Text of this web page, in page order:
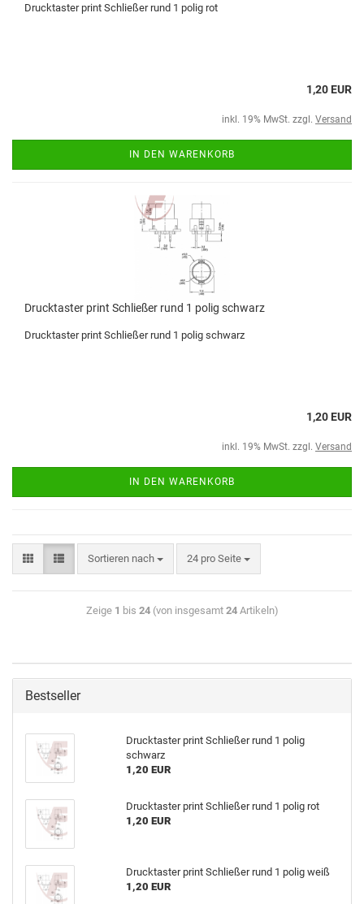
Drucktaster print Schließer rund 1 polig rot
1,20 EUR
inkl. 19% MwSt. zzgl. Versand
IN DEN WARENKORB
Drucktaster print Schließer rund 1 polig schwarz
Drucktaster print Schließer rund 1 polig schwarz
1,20 EUR
inkl. 19% MwSt. zzgl. Versand
IN DEN WARENKORB
Sortieren nach 24 pro Seite
Zeige 1 bis 24(von insgesamt 24Artikeln)
Bestseller
Drucktaster print Schließer rund 1 polig
schwarz
1,20 EUR
Drucktaster print Schließer rund 1 polig rot
1,20 EUR
Drucktaster print Schließer rund 1 polig weiß
1,20 EUR